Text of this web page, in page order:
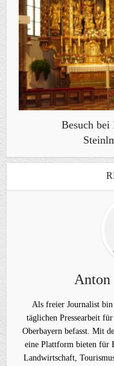
Besuch
Anton
Als freier Journalist
täglichen Pressearbeit
Oberbayern befasst. Mit
eine Plattform bieten für
Landwirtschaft,